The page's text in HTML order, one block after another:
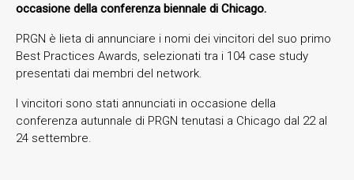
occasione della conferenza biennale di Chicago.
PRGN è lieta di annunciare i nomi dei vincitori del suo primo
Best Practices Awards, selezionati tra i 104 case study
presentati dai membri del network.
I vincitori sono stati annunciati in occasione della
conferenza autunnale di PRGN tenutasi a Chicago dal 22 al
24 settembre.